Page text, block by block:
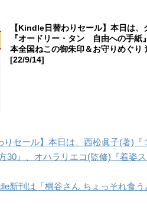
【Kindle日替わりセール】本日は
『オードリー・タン 自由への手紙
本全国ねこの御朱印＆お守りめぐり
[22/9/14]
りセール】本日は、西松眞子(著)
30』、オハラリエコ(監修)『着姿
新刊は「桐谷さん ちょっそれ食